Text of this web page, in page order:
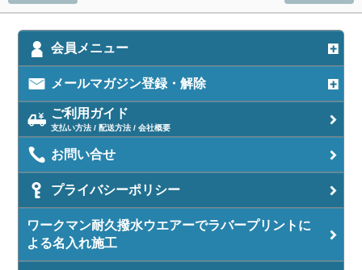
会員メニュー
メールマガジン登録・解除
ご利用ガイド
支払い方法 / 配送方法 / 会社概要
お問い合せ
プライバシーポリシー
ワークマン耐久撥水ウエアーでラバープリントに
よる名入れ施工